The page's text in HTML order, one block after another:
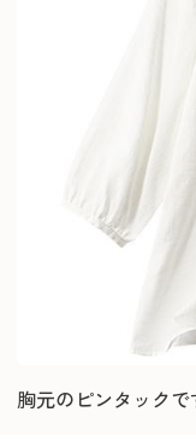
胸元のピンタックで